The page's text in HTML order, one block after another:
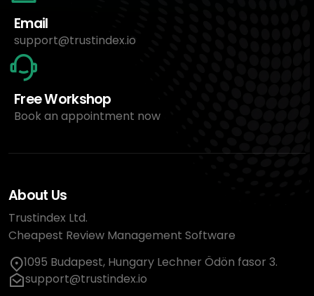
Email
support@trustindex.io
Free Workshop
Book an appointment now
About Us
Trustindex Ltd.
Cheapest Review Management Software
1095 Budapest, Hungary Lechner Ödön fasor 3.
support@trustindex.io